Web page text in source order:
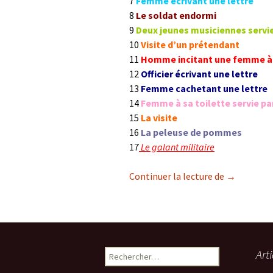
8 Le soldat endormi
9 Deux jeunes musiciennes
10 Visite d’un prétendant
11 Homme incitant une femme
12 Officier écrivant une lettre
13 Femme cachetant une lettre
14 Femme à sa toilette servie
15 La visite
16 La peleuse de pommes
17Le galant militaire
Continuer la lecture de Vermeer
→
Rechercher :